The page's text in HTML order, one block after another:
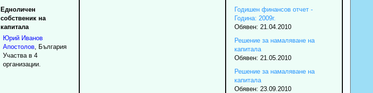
Едноличен
собственик на
капитала
Юрий Иванов
Апостолов, България
Участва в 4
организации.
Годишен финансов отчет -
Година: 2009г.
Обявен: 21.04.2010
Решение за намаляване на
капитала
Обявен: 21.05.2010
Решение за намаляване на
капитала
Обявен: 23.09.2010